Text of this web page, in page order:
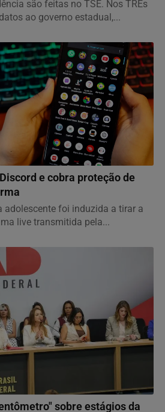
são feitas no TSE. Nos TREs
ao governo estadual,...
e cobra proteção de
adolescente foi induzida a tirar a
live transmitida pela...
sobre estágios da